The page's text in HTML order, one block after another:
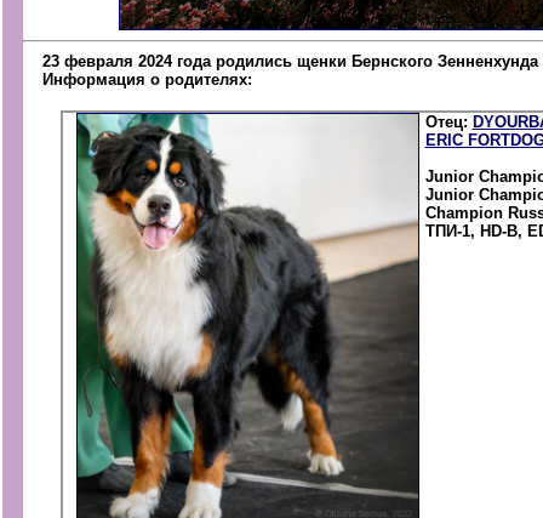
23 февраля 2024 года родились щенки Бернского Зенненхунда
Информация о родителях:
Отец:
ERIC
Junior
Junior
Champion
ТПИ-1, HD-B,